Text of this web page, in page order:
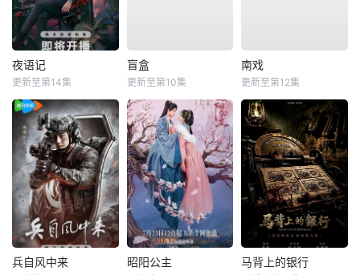
夜语记
更新至第14集
盲盒
更新至第10集
南戏
更新至第12集
兵自风中来 昭阳公主 马背上的银行